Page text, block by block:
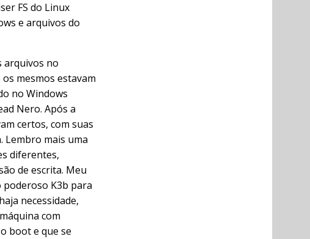
FS do Linux
e arquivos do
arquivos no
mesmos estavam
no Windows
Nero. Após a
certos, com suas
Lembro mais uma
diferentes,
de escrita. Meu
K3b para
necessidade,
com
boot e que se